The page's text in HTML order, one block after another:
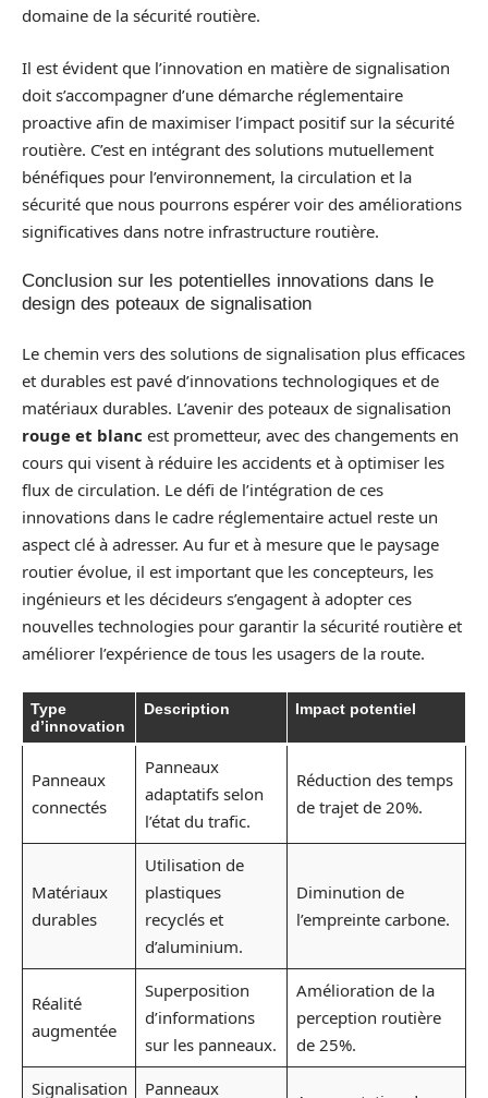
domaine de la sécurité routière.
Il est évident que l’innovation en matière de signalisation
doit s’accompagner d’une démarche réglementaire
proactive afin de maximiser l’impact positif sur la sécurité
routière. C’est en intégrant des solutions mutuellement
bénéfiques pour l’environnement, la circulation et la
sécurité que nous pourrons espérer voir des améliorations
significatives dans notre infrastructure routière.
Conclusion sur les potentielles innovations dans le
design des poteaux de signalisation
Le chemin vers des solutions de signalisation plus efficaces
et durables est pavé d’innovations technologiques et de
matériaux durables. L’avenir des poteaux de signalisation
rouge et blanc est prometteur, avec des changements en
cours qui visent à réduire les accidents et à optimiser les
flux de circulation. Le défi de l’intégration de ces
innovations dans le cadre réglementaire actuel reste un
aspect clé à adresser. Au fur et à mesure que le paysage
routier évolue, il est important que les concepteurs, les
ingénieurs et les décideurs s’engagent à adopter ces
nouvelles technologies pour garantir la sécurité routière et
améliorer l’expérience de tous les usagers de la route.
Type
d’innovation
Description Impact potentiel
Panneaux
connectés
Panneaux
adaptatifs selon
l’état du trafic.
Réduction des temps
de trajet de 20%.
Matériaux
durables
Utilisation de
plastiques
recyclés et
d’aluminium.
Diminution de
l’empreinte carbone.
Réalité
augmentée
Superposition
d’informations
sur les panneaux.
Amélioration de la
perception routière
de 25%.
Signalisation
Panneaux